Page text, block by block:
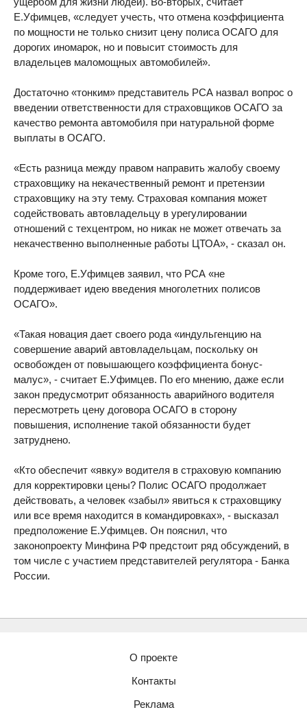
Е.Уфимцев, «следует учесть, что отмена коэффициента
по мощности не только снизит цену полиса ОСАГО для
дорогих иномарок, но и повысит стоимость для
владельцев маломощных автомобилей».
Достаточно «тонким» представитель РСА назвал вопрос о
введении ответственности для страховщиков ОСАГО за
качество ремонта автомобиля при натуральной форме
выплаты в ОСАГО.
«Есть разница между правом направить жалобу своему
страховщику на некачественный ремонт и претензии
страховщику на эту тему. Страховая компания может
содействовать автовладельцу в урегулировании
отношений с техцентром, но никак не может отвечать за
некачественно выполненные работы ЦТОА», - сказал он.
Кроме того, Е.Уфимцев заявил, что РСА «не
поддерживает идею введения многолетних полисов
ОСАГО».
«Такая новация дает своего рода «индульгенцию на
совершение аварий автовладельцам, поскольку он
освобожден от повышающего коэффициента бонус-
малус», - считает Е.Уфимцев. По его мнению, даже если
закон предусмотрит обязанность аварийного водителя
пересмотреть цену договора ОСАГО в сторону
повышения, исполнение такой обязанности будет
затруднено.
«Кто обеспечит «явку» водителя в страховую компанию
для корректировки цены? Полис ОСАГО продолжает
действовать, а человек «забыл» явиться к страховщику
или все время находится в командировках», - высказал
предположение Е.Уфимцев. Он пояснил, что
законопроекту Минфина РФ предстоит ряд обсуждений, в
том числе с участием представителей регулятора - Банка
России.
О проекте
Контакты
Реклама